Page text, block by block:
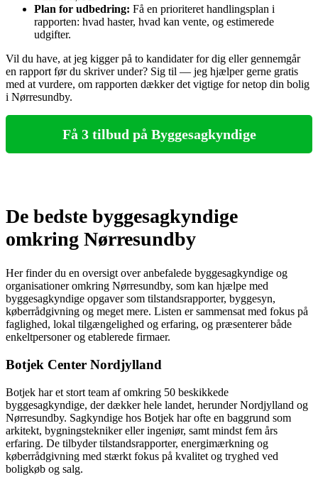
Plan for udbedring: Få en prioriteret handlingsplan i
rapporten: hvad haster, hvad kan vente, og estimerede
udgifter.
Vil du have, at jeg kigger på to kandidater for dig eller gennemgår
en rapport før du skriver under? Sig til — jeg hjælper gerne gratis
med at vurdere, om rapporten dækker det vigtige for netop din bolig
i Nørresundby.
Få 3 tilbud på Byggesagkyndige
De bedste byggesagkyndige
omkring Nørresundby
Her finder du en oversigt over anbefalede byggesagkyndige og
organisationer omkring Nørresundby, som kan hjælpe med
byggesagkyndige opgaver som tilstandsrapporter, byggesyn,
køberrådgivning og meget mere. Listen er sammensat med fokus på
faglighed, lokal tilgængelighed og erfaring, og præsenterer både
enkeltpersoner og etablerede firmaer.
Botjek Center Nordjylland
Botjek har et stort team af omkring 50 beskikkede
byggesagkyndige, der dækker hele landet, herunder Nordjylland og
Nørresundby. Sagkyndige hos Botjek har ofte en baggrund som
arkitekt, bygningstekniker eller ingeniør, samt mindst fem års
erfaring. De tilbyder tilstandsrapporter, energimærkning og
køberrådgivning med stærkt fokus på kvalitet og tryghed ved
boligkøb og salg.